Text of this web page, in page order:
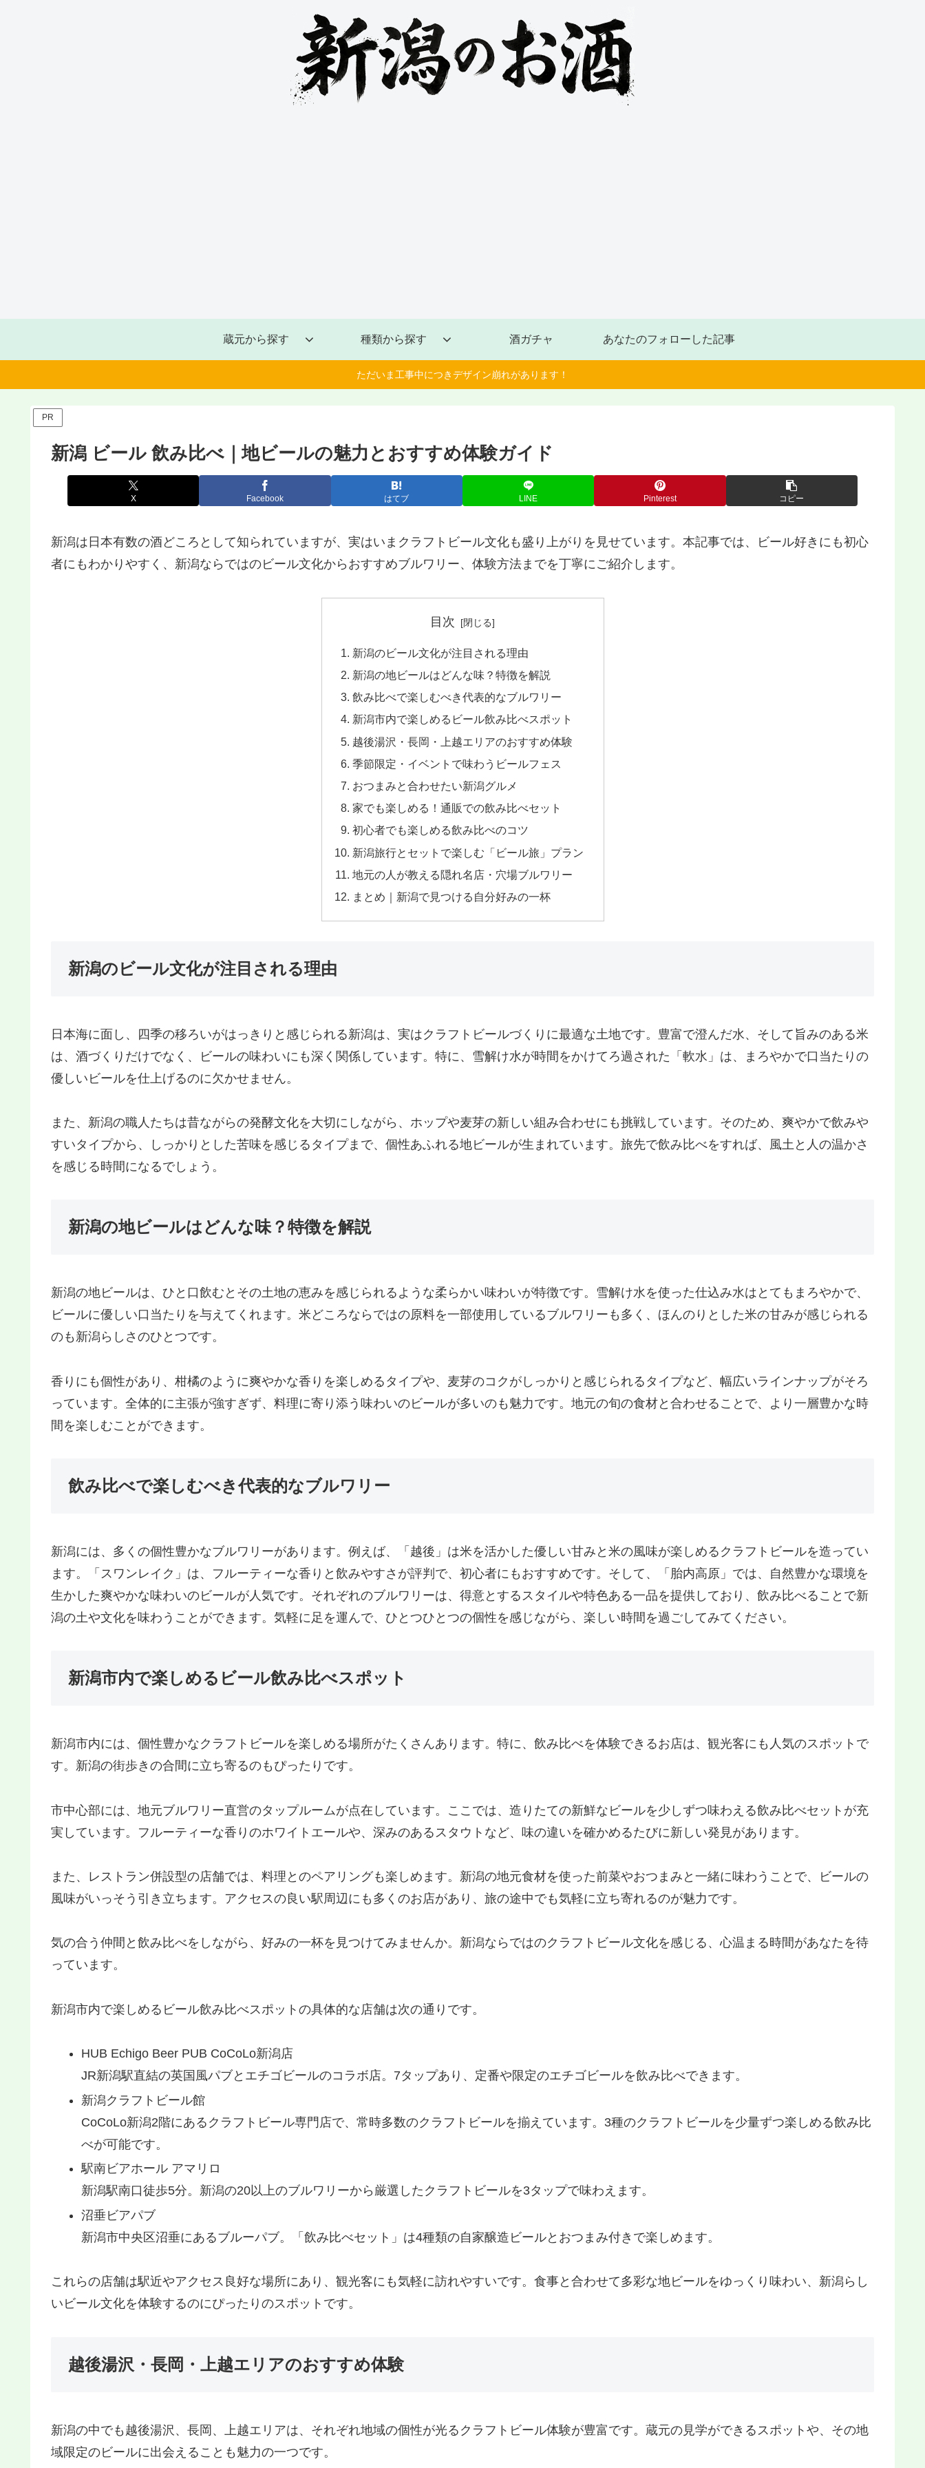
蔵元から探す 種類から探す 酒ガチャ あなたのフォローした記事
ただいま工事中につきデザイン崩れがあります！
PR
新潟 ビール 飲み比べ｜地ビールの魅力とおすすめ体験ガイド
X Facebook はてブ LINE Pinterest コピー
新潟は日本有数の酒どころとして知られていますが、実はいまクラフトビール文化も盛り上がりを見せています。本記事では、ビール好きにも初心
者にもわかりやすく、新潟ならではのビール文化からおすすめブルワリー、体験方法までを丁寧にご紹介します。
目次
新潟のビール文化が注目される理由
新潟の地ビールはどんな味？特徴を解説
飲み比べで楽しむべき代表的なブルワリー
新潟市内で楽しめるビール飲み比べスポット
越後湯沢・長岡・上越エリアのおすすめ体験
季節限定・イベントで味わうビールフェス
おつまみと合わせたい新潟グルメ
家でも楽しめる！通販での飲み比べセット
初心者でも楽しめる飲み比べのコツ
新潟旅行とセットで楽しむ「ビール旅」プラン
地元の人が教える隠れ名店・穴場ブルワリー
まとめ｜新潟で見つける自分好みの一杯
新潟のビール文化が注目される理由
日本海に面し、四季の移ろいがはっきりと感じられる新潟は、実はクラフトビールづくりに最適な土地です。豊富で澄んだ水、そして旨みのある米
は、酒づくりだけでなく、ビールの味わいにも深く関係しています。特に、雪解け水が時間をかけてろ過された「軟水」は、まろやかで口当たりの
優しいビールを仕上げるのに欠かせません。
また、新潟の職人たちは昔ながらの発酵文化を大切にしながら、ホップや麦芽の新しい組み合わせにも挑戦しています。そのため、爽やかで飲みや
すいタイプから、しっかりとした苦味を感じるタイプまで、個性あふれる地ビールが生まれています。旅先で飲み比べをすれば、風土と人の温かさ
を感じる時間になるでしょう。
新潟の地ビールはどんな味？特徴を解説
新潟の地ビールは、ひと口飲むとその土地の恵みを感じられるような柔らかい味わいが特徴です。雪解け水を使った仕込み水はとてもまろやかで、
ビールに優しい口当たりを与えてくれます。米どころならではの原料を一部使用しているブルワリーも多く、ほんのりとした米の甘みが感じられる
のも新潟らしさのひとつです。
香りにも個性があり、柑橘のように爽やかな香りを楽しめるタイプや、麦芽のコクがしっかりと感じられるタイプなど、幅広いラインナップがそろ
っています。全体的に主張が強すぎず、料理に寄り添う味わいのビールが多いのも魅力です。地元の旬の食材と合わせることで、より一層豊かな時
間を楽しむことができます。
飲み比べで楽しむべき代表的なブルワリー
新潟には、多くの個性豊かなブルワリーがあります。例えば、「越後」は米を活かした優しい甘みと米の風味が楽しめるクラフトビールを造ってい
ます。「スワンレイク」は、フルーティーな香りと飲みやすさが評判で、初心者にもおすすめです。そして、「胎内高原」では、自然豊かな環境を
生かした爽やかな味わいのビールが人気です。それぞれのブルワリーは、得意とするスタイルや特色ある一品を提供しており、飲み比べることで新
潟の土や文化を味わうことができます。気軽に足を運んで、ひとつひとつの個性を感じながら、楽しい時間を過ごしてみてください。
新潟市内で楽しめるビール飲み比べスポット
新潟市内には、個性豊かなクラフトビールを楽しめる場所がたくさんあります。特に、飲み比べを体験できるお店は、観光客にも人気のスポットで
す。新潟の街歩きの合間に立ち寄るのもぴったりです。
市中心部には、地元ブルワリー直営のタップルームが点在しています。ここでは、造りたての新鮮なビールを少しずつ味わえる飲み比べセットが充
実しています。フルーティーな香りのホワイトエールや、深みのあるスタウトなど、味の違いを確かめるたびに新しい発見があります。
また、レストラン併設型の店舗では、料理とのペアリングも楽しめます。新潟の地元食材を使った前菜やおつまみと一緒に味わうことで、ビールの
風味がいっそう引き立ちます。アクセスの良い駅周辺にも多くのお店があり、旅の途中でも気軽に立ち寄れるのが魅力です。
気の合う仲間と飲み比べをしながら、好みの一杯を見つけてみませんか。新潟ならではのクラフトビール文化を感じる、心温まる時間があなたを待
っています。
新潟市内で楽しめるビール飲み比べスポットの具体的な店舗は次の通りです。
HUB Echigo Beer PUB CoCoLo新潟店
JR新潟駅直結の英国風パブとエチゴビールのコラボ店。7タップあり、定番や限定のエチゴビールを飲み比べできます。
新潟クラフトビール館
CoCoLo新潟2階にあるクラフトビール専門店で、常時多数のクラフトビールを揃えています。3種のクラフトビールを少量ずつ楽しめる飲み比
べが可能です。
駅南ビアホール アマリロ
新潟駅南口徒歩5分。新潟の20以上のブルワリーから厳選したクラフトビールを3タップで味わえます。
沼垂ビアパブ
新潟市中央区沼垂にあるブルーパブ。「飲み比べセット」は4種類の自家醸造ビールとおつまみ付きで楽しめます。
これらの店舗は駅近やアクセス良好な場所にあり、観光客にも気軽に訪れやすいです。食事と合わせて多彩な地ビールをゆっくり味わい、新潟らし
いビール文化を体験するのにぴったりのスポットです。
越後湯沢・長岡・上越エリアのおすすめ体験
新潟の中でも越後湯沢、長岡、上越エリアは、それぞれ地域の個性が光るクラフトビール体験が豊富です。蔵元の見学ができるスポットや、その地
域限定のビールに出会えることも魅力の一つです。